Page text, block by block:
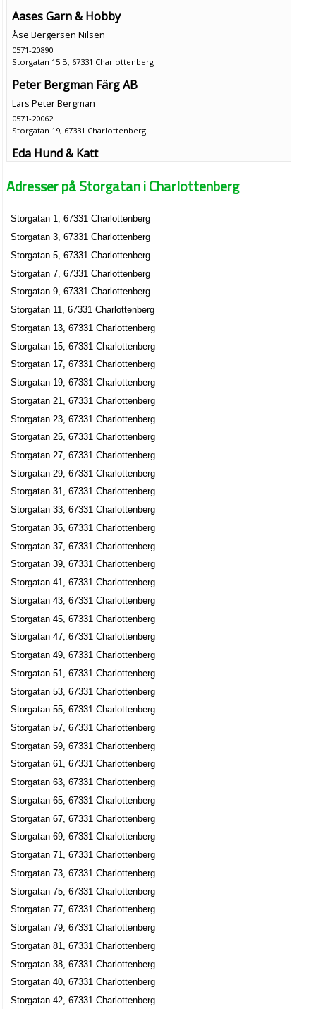
Aases Garn & Hobby
Åse Bergersen Nilsen
0571-20890
Storgatan 15 B, 67331 Charlottenberg
Peter Bergman Färg AB
Lars Peter Bergman
0571-20062
Storgatan 19, 67331 Charlottenberg
Eda Hund & Katt
0571-20314
Charlottenbergs Hälsokost
Ragnhild Helene Schjervheim
0571-20085
Järnets Pizzeria AB
Zoheir Damsaz
0571-21229
Storgatan 33, 67331 Charlottenberg
Jens Eriksson
Storgatan 39, 67331 Charlottenberg
Dansk Kakel & Måleri
Peter Eriksen
0571-27063
Storgatan 43 J, 67331 Charlottenberg
Skarbols Elektronik Service Martin
Carl Martin Carlsen
0571-34022
Storgatan 5, 67331 Charlottenberg
Fordonsservice i Charlottenberg AB
Thomas Tidemand
0571-38028
Storgatan 63, 67331 Charlottenberg
Anne-Charlotte Hedström
Eda Kök & Interiör AB
0571-21550
Storgatan 7, 67331 Charlottenberg
Jan o. Lisbeth Niklasson HB
0571-21265
Storgatan 8, 67332 Charlottenberg
OL-LO HB
0571-21265
Carina Walmann Kläder AB
Ingrid Anna Carina Walmann
0571-20002
Storgatan 9, 67331 Charlottenberg
Adresser på Storgatan i Charlottenberg
Storgatan 1, 67331 Charlottenberg
Storgatan 3, 67331 Charlottenberg
Storgatan 5, 67331 Charlottenberg
Storgatan 7, 67331 Charlottenberg
Storgatan 9, 67331 Charlottenberg
Storgatan 11, 67331 Charlottenberg
Storgatan 13, 67331 Charlottenberg
Storgatan 15, 67331 Charlottenberg
Storgatan 17, 67331 Charlottenberg
Storgatan 19, 67331 Charlottenberg
Storgatan 21, 67331 Charlottenberg
Storgatan 23, 67331 Charlottenberg
Storgatan 25, 67331 Charlottenberg
Storgatan 27, 67331 Charlottenberg
Storgatan 29, 67331 Charlottenberg
Storgatan 31, 67331 Charlottenberg
Storgatan 33, 67331 Charlottenberg
Storgatan 35, 67331 Charlottenberg
Storgatan 37, 67331 Charlottenberg
Storgatan 39, 67331 Charlottenberg
Storgatan 41, 67331 Charlottenberg
Storgatan 43, 67331 Charlottenberg
Storgatan 45, 67331 Charlottenberg
Storgatan 47, 67331 Charlottenberg
Storgatan 49, 67331 Charlottenberg
Storgatan 51, 67331 Charlottenberg
Storgatan 53, 67331 Charlottenberg
Storgatan 55, 67331 Charlottenberg
Storgatan 57, 67331 Charlottenberg
Storgatan 59, 67331 Charlottenberg
Storgatan 61, 67331 Charlottenberg
Storgatan 63, 67331 Charlottenberg
Storgatan 65, 67331 Charlottenberg
Storgatan 67, 67331 Charlottenberg
Storgatan 69, 67331 Charlottenberg
Storgatan 71, 67331 Charlottenberg
Storgatan 73, 67331 Charlottenberg
Storgatan 75, 67331 Charlottenberg
Storgatan 77, 67331 Charlottenberg
Storgatan 79, 67331 Charlottenberg
Storgatan 81, 67331 Charlottenberg
Storgatan 38, 67331 Charlottenberg
Storgatan 40, 67331 Charlottenberg
Storgatan 42, 67331 Charlottenberg